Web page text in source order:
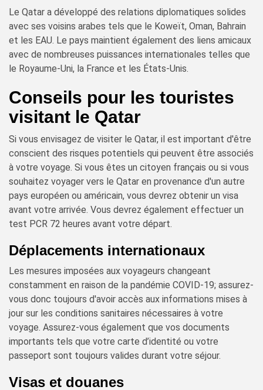
Le Qatar a développé des relations diplomatiques solides
avec ses voisins arabes tels que le Koweït, Oman, Bahrain
et les EAU. Le pays maintient également des liens amicaux
avec de nombreuses puissances internationales telles que
le Royaume-Uni, la France et les États-Unis.
Conseils pour les touristes
visitant le Qatar
Si vous envisagez de visiter le Qatar, il est important d'être
conscient des risques potentiels qui peuvent être associés
à votre voyage. Si vous êtes un citoyen français ou si vous
souhaitez voyager vers le Qatar en provenance d'un autre
pays européen ou américain, vous devrez obtenir un visa
avant votre arrivée. Vous devrez également effectuer un
test PCR 72 heures avant votre départ.
Déplacements internationaux
Les mesures imposées aux voyageurs changeant
constamment en raison de la pandémie COVID-19; assurez-
vous donc toujours d'avoir accès aux informations mises à
jour sur les conditions sanitaires nécessaires à votre
voyage. Assurez-vous également que vos documents
importants tels que votre carte d’identité ou votre
passeport sont toujours valides durant votre séjour.
Visas et douanes